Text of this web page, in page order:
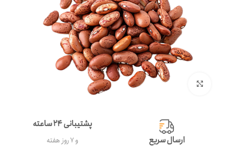
بزرگنمایی تصویر
ارسال سریع
پشتیبانی ۲۴ ساعته
و ۷ روز هفته